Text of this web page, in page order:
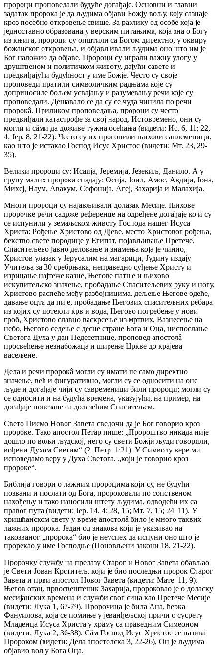
пророци проповедали будуће догађаје. Основни и главни
задатак пророка је да људима објави Божју вољу, коју сазнаје
кроз посебно откровење свише. За разлику од особе која је
једноставно образована у верским питањима, која зна о Богу
из књига, пророци су општили са Богом директно, у оквиру
божанског откровења, и објављивали људима оно што им је
Бог наложио да објаве. Пророци су играли важну улогу у
друштвеном и политичком животу, дајући савете и
предвиђајући будућност у име Божје. Често су своје
проповеди пратили символичким радњама које су
доприносиле бољем усвајању и разумевању речи које су
проповедали. Дешавало се да су се чуда чинила по речи
пророкâ. Приликом проповедања, пророци су често
предвиђали катастрофе за свој народ. Истовремено, они су
могли и сâми да доживе тужна осећања (видети: Ис. 6, 11; 22,
4; Јер. 8, 21-22). Често су их прогонили њихови саплеменици,
као што је истакао Господ Исус Христос (видети: Мт. 23, 29-
35).
Велики пророци су: Исаија, Јеремија, Језекиљ, Данило. А у
групу малих пророка спадају: Осија, Јоил, Амос, Авдија, Јона,
Михеј, Наум, Авакум, Софонија, Агеј, Захарија и Малахија.
Многи пророци су најављивали долазак Месије. Њихове
пророчке речи садрже референце на одређене догађаје који су
се испунили у земаљском животу Господа нашег Исуса
Христа: Рођење Христово од Дјеве, место Христовог рођења,
бекство свете породице у Египат, појављивање Претече,
Спаситељево јавно деловање и знамења која је чинио,
Христов улазак у Јерусалим на магарици, Јудину издају
Учитеља за 30 сребрњака, неправедно суђење Христу и
изрицање најтеже казне, Његове патње и њихово
искупитељско значење, пробадање Спаситељевих руку и ногу,
Христово распеће међу разбојницима, дељење Његове одеће,
давање оцта да пије, пробадање Његових спаситељних ребара
из којих су потекли крв и вода, Његово погребење у нови
гроб, Христово славно васкрсење из мртвих, Вазнесење на
небо, Његово седење с десне стране Бога и Оца, ниспослање
Светога Духа у дан Педесетнице, проповед апостолâ
просвећење незнабожаца и ширење Цркве до крајева
васељене.
Дела и речи пророкâ могли су имати не само директно
значење, већ и фигуративно, могли су се односити на оне
људе и догађаје чији су савременици били пророци; могли су
се односити и на будућа времена, указујући, на пример, на
догађаје повезане са долазећим Спаситељем.
Свето Писмо Новог Завета сведочи да је Бог говорио кроз
пророке. Тако апостол Петар пише: „Пророштво никада није
дошло по вољи људској, него су свети Божји људи говорили,
вођени Духом Светим“ (2. Петр. 1:21). У Символу вере ми
исповедамо веру у Духа Светога, „који је говорио кроз
пророке“.
Библија говори о лажним пророцима који су, не будући
позвани и послати од Бога, пророковали по сопственом
нахођењу и тако наносили штету људима, одводећи их са
правог пута (видети: Јер. 14, 4; 28, 15; Мт. 7, 15; 24, 11). У
хришћанском свету у време апостолâ било је много таквих
лажних пророка. Један од знакова који је указивао на
такозваног „пророка“ био је неуспех да испуни оно што је
прорекао у име Господње (Поновљени закони 18, 21-22).
Пророчку службу на прелазу Старог и Новог Завета обављао
је Свети Јован Крститељ, који је био последњи пророк Старог
Завета и први апостол Новог Завета (видети: Матеј 11, 9).
Његов отац, првосвештеник Захарија, пророковао је о доласку
месијанских времена и служби свог сина као Претече Месије
(видети: Лука 1, 67-79). Пророчица је била Ана, ћерка
Фануилова, која се помиње у јеванђељској причи о сусрету
Младенца Исуса Христа у храму са праведним Симеоном
(видети: Лука 2, 36-38). Сâм Господ Исус Христос се назива
Пророком (видети: Дела апостолска 3, 22-26), Он је људима
објавио вољу Бога Оца.